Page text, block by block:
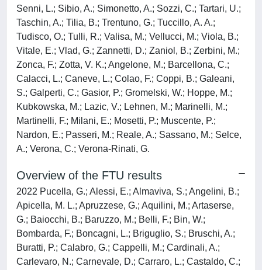
Senni, L.; Sibio, A.; Simonetto, A.; Sozzi, C.; Tartari, U.;
Taschin, A.; Tilia, B.; Trentuno, G.; Tuccillo, A. A.;
Tudisco, O.; Tulli, R.; Valisa, M.; Vellucci, M.; Viola, B.;
Vitale, E.; Vlad, G.; Zannetti, D.; Zaniol, B.; Zerbini, M.;
Zonca, F.; Zotta, V. K.; Angelone, M.; Barcellona, C.;
Calacci, L.; Caneve, L.; Colao, F.; Coppi, B.; Galeani,
S.; Galperti, C.; Gasior, P.; Gromelski, W.; Hoppe, M.;
Kubkowska, M.; Lazic, V.; Lehnen, M.; Marinelli, M.;
Martinelli, F.; Milani, E.; Mosetti, P.; Muscente, P.;
Nardon, E.; Passeri, M.; Reale, A.; Sassano, M.; Selce,
A.; Verona, C.; Verona-Rinati, G.
Overview of the FTU results
2022 Pucella, G.; Alessi, E.; Almaviva, S.; Angelini, B.;
Apicella, M. L.; Apruzzese, G.; Aquilini, M.; Artaserse,
G.; Baiocchi, B.; Baruzzo, M.; Belli, F.; Bin, W.;
Bombarda, F.; Boncagni, L.; Briguglio, S.; Bruschi, A.;
Buratti, P.; Calabro, G.; Cappelli, M.; Cardinali, A.;
Carlevaro, N.; Carnevale, D.; Carraro, L.; Castaldo, C.;